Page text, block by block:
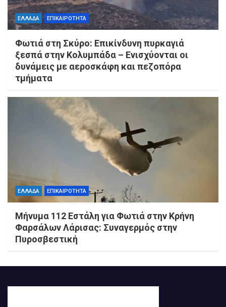
ΕΛΛΑΔΑ ΕΠΙΚΑΙΡΟΤΗΤΑ
Φωτιά στη Σκύρο: Επικίνδυνη πυρκαγιά
ξεσπά στην Κολυμπάδα – Ενισχύονται οι
δυνάμεις με αεροσκάφη και πεζοπόρα
τμήματα
ΕΛΛΑΔΑ ΕΠΙΚΑΙΡΟΤΗΤΑ
Μήνυμα 112 Εστάλη για Φωτιά στην Κρήνη
Φαρσάλων Λάρισας: Συναγερμός στην
Πυροσβεστική